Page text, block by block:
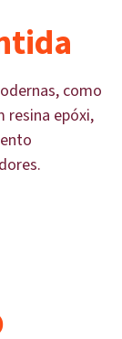
como
resina epóxi,